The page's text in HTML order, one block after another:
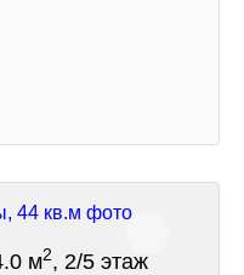
м2, 2/5 этаж